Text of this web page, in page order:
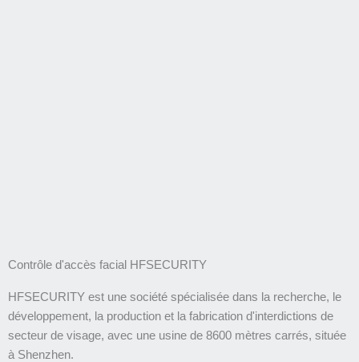
Contrôle d'accès facial HFSECURITY
HFSECURITY est une société spécialisée dans la recherche, le
développement, la production et la fabrication d'interdictions de
secteur de visage, avec une usine de 8600 mètres carrés, située
à Shenzhen.